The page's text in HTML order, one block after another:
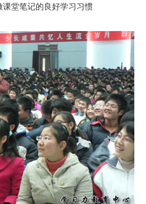
堂笔记的良好学习习惯